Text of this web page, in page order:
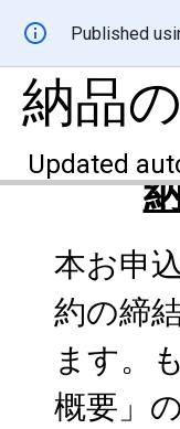
Published
納品
Updated
本お申
約の締
ます。
概要」